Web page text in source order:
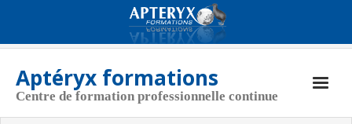
Aptéryx formations
Centre de formation professionnelle continue